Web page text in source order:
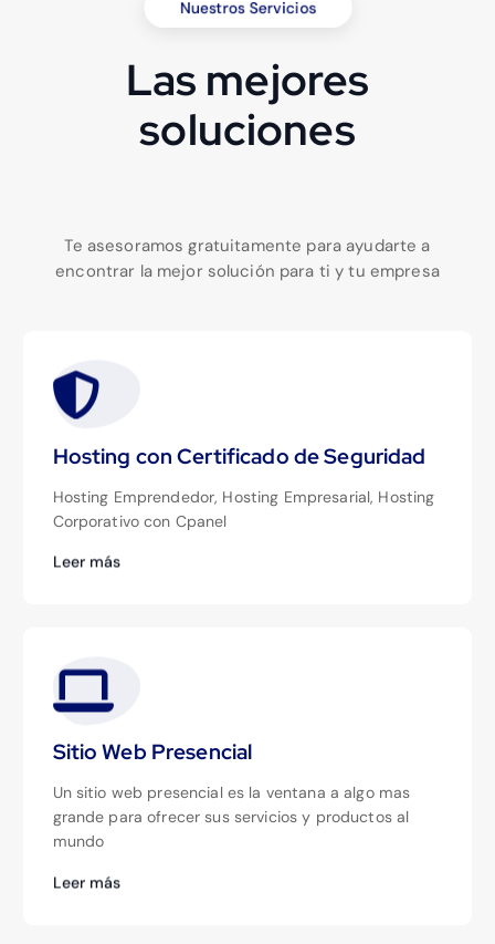
Las mejores
soluciones
Te asesoramos gratuitamente para ayudarte a
encontrar la mejor solución para ti y tu empresa
Hosting con Certificado de Seguridad
Hosting Emprendedor, Hosting Empresarial, Hosting
Corporativo con Cpanel
Leer más
Sitio Web Presencial
Un sitio web presencial es la ventana a algo mas
grande para ofrecer sus servicios y productos al
mundo
Leer más